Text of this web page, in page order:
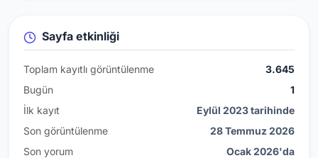
Sayfa etkinliği
Toplam kayıtlı görüntülenme
3.645
Bugün
1
İlk kayıt
Eylül 2023 tarihinde
Son görüntülenme
28 Temmuz 2026
Son yorum
Ocak 2026'da